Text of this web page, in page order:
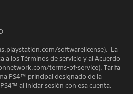
softwarelicense). La
a los Términos de servicio y al Acuerdo
terms-of-service). Tarifa
PS4™ principal designado de la
al iniciar sesión con esa cuenta.